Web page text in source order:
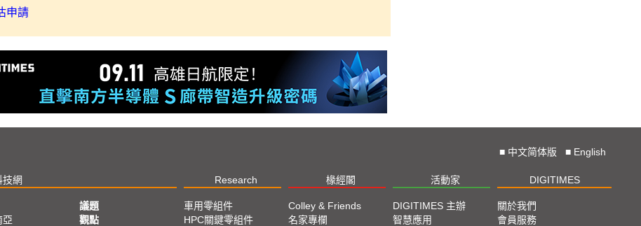
申請
■ 中文简体版 ■ English
技網 Research 椽經閣 活動家 DIGITIMES
亞
議題
觀點
車用零組件
HPC關鍵零組件
Colley & Friends
名家專欄
DIGITIMES 主辦
智慧應用
關於我們
會員服務